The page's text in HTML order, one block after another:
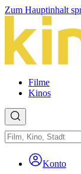
Zum Hauptinhalt
Filme
Kinos
Konto